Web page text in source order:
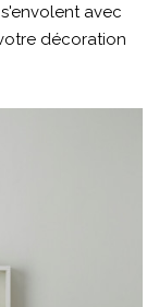
avec
décoration